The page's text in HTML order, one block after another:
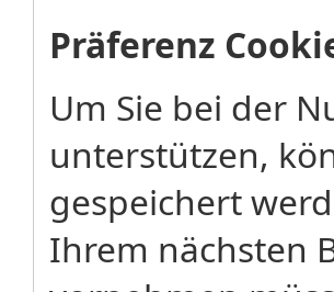
Präferenz
Um Sie bei der
unterstützen,
gespeichert
Ihrem nächsten